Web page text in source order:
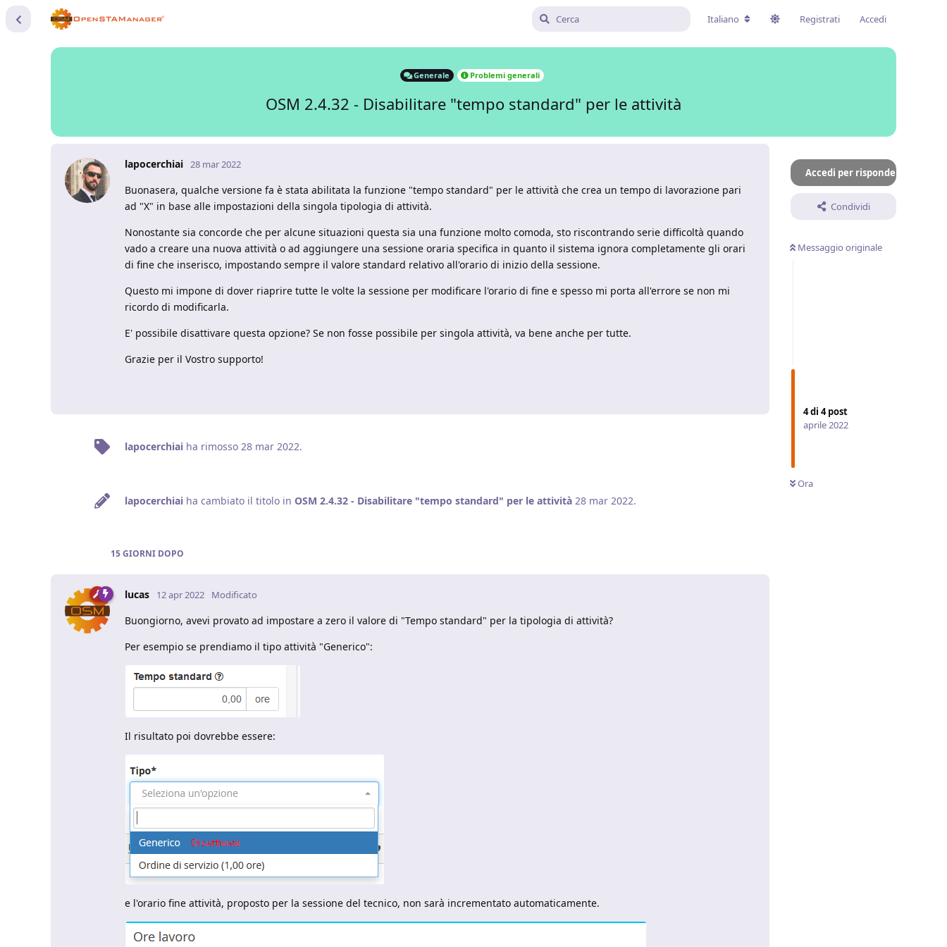
Italiano Registrati Accedi
Generale Problemi generali
OSM 2.4.32 - Disabilitare "tempo standard" per le attività
Accedi per rispondere
Condividi
Messaggio originale
4di 4post
aprile 2022
Ora
lapocerchiai 28 mar 2022
Buonasera, qualche versione fa è stata abilitata la funzione "tempo standard" per le attività che crea un tempo di lavorazione pari
ad "X" in base alle impostazioni della singola tipologia di attività.
Nonostante sia concorde che per alcune situazioni questa sia una funzione molto comoda, sto riscontrando serie difficoltà quando
vado a creare una nuova attività o ad aggiungere una sessione oraria specifica in quanto il sistema ignora completamente gli orari
di fine che inserisco, impostando sempre il valore standard relativo all'orario di inizio della sessione.
Questo mi impone di dover riaprire tutte le volte la sessione per modificare l'orario di fine e spesso mi porta all'errore se non mi
ricordo di modificarla.
E' possibile disattivare questa opzione? Se non fosse possibile per singola attività, va bene anche per tutte.
Grazie per il Vostro supporto!
lapocerchiai ha rimosso 28 mar 2022.
lapocerchiai ha cambiato il titolo in OSM 2.4.32 - Disabilitare "tempo standard" per le attività 28 mar 2022.
15 GIORNI DOPO
lucas 12 apr 2022 Modificato
Buongiorno, avevi provato ad impostare a zero il valore di "Tempo standard" per la tipologia di attività?
Per esempio se prendiamo il tipo attività "Generico":
Il risultato poi dovrebbe essere:
e l'orario fine attività, proposto per la sessione del tecnico, non sarà incrementato automaticamente.